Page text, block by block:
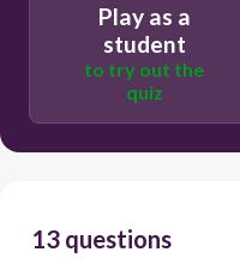
Play as a
student
to try out the
quiz
13 questions